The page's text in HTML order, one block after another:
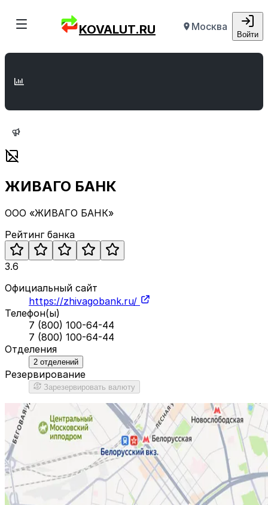
KOVALUT.RU Москва
Войти
ЖИВАГО БАНК
ООО «ЖИВАГО БАНК»
Рейтинг банка
3.6
Официальный сайт
https://zhivagobank.ru/
Телефон(ы)
7 (800) 100-64-44
7 (800) 100-64-44
Отделения
2 отделений
Резервирование
Зарезервировать валюту